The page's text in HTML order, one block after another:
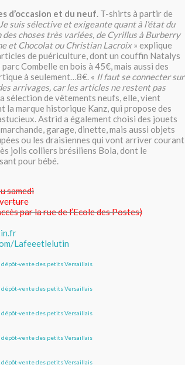
d’occasion et du neuf. T-shirts à partir de
suis sélective et exigeante quant à l’état du
des choses très variées, de Cyrillus à Burberry
et Chocolat ou Christian Lacroix» explique
de puériculture, dont un couffin Natalys
Combelle en bois à 45€, mais aussi des
à seulement…8€. « Il faut se connecter sur
arrivages, car les articles ne restent pas
sélection de vêtements neufs, elle, vient
la marque historique Kanz, qui propose des
Astrid a également choisi des jouets
garage, dinette, mais aussi objets
ou les draisiennes qui vont arriver courant
jolis colliers brésiliens Bola, dont le
pour bébé.
samedi
par la rue de l’Ecole des Postes)
Lafeeetlelutin